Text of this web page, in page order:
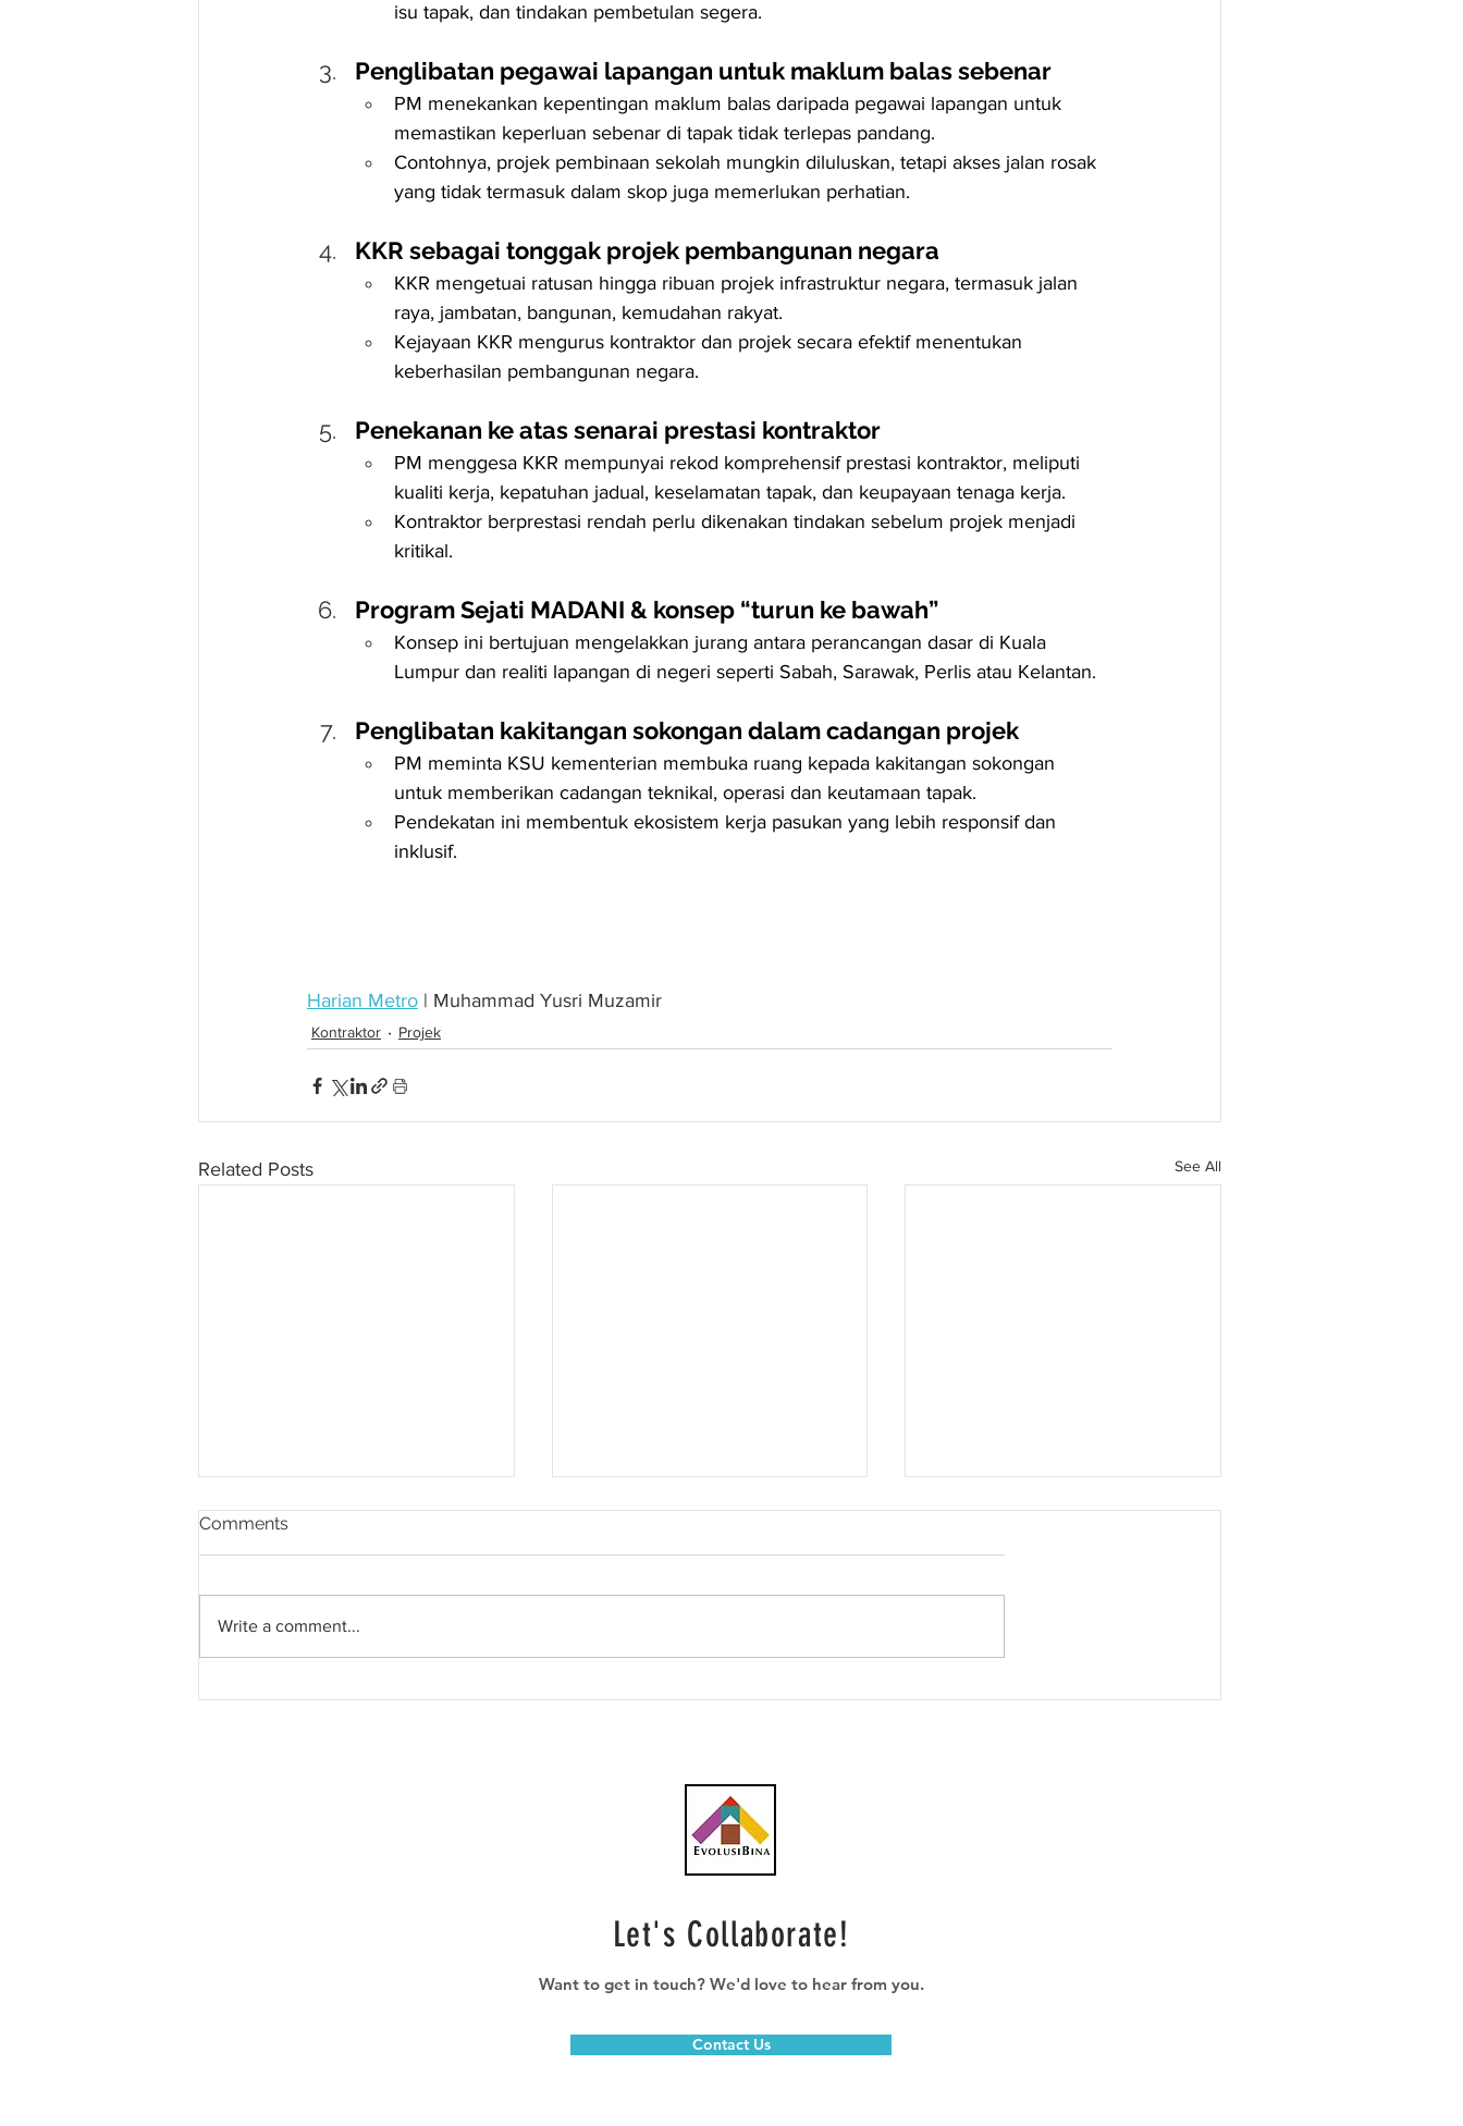
isu tapak, dan tindakan pembetulan segera.
Penglibatan pegawai lapangan untuk maklum balas sebenar
PM menekankan kepentingan maklum balas daripada pegawai lapangan untuk
memastikan keperluan sebenar di tapak tidak terlepas pandang.
Contohnya, projek pembinaan sekolah mungkin diluluskan, tetapi akses jalan rosak
yang tidak termasuk dalam skop juga memerlukan perhatian.
KKR sebagai tonggak projek pembangunan negara
KKR mengetuai ratusan hingga ribuan projek infrastruktur negara, termasuk jalan
raya, jambatan, bangunan, kemudahan rakyat.
Kejayaan KKR mengurus kontraktor dan projek secara efektif menentukan
keberhasilan pembangunan negara.
Penekanan ke atas senarai prestasi kontraktor
PM menggesa KKR mempunyai rekod komprehensif prestasi kontraktor, meliputi
kualiti kerja, kepatuhan jadual, keselamatan tapak, dan keupayaan tenaga kerja.
Kontraktor berprestasi rendah perlu dikenakan tindakan sebelum projek menjadi
kritikal.
Program Sejati MADANI & konsep “turun ke bawah”
Konsep ini bertujuan mengelakkan jurang antara perancangan dasar di Kuala
Lumpur dan realiti lapangan di negeri seperti Sabah, Sarawak, Perlis atau Kelantan.
Penglibatan kakitangan sokongan dalam cadangan projek
PM meminta KSU kementerian membuka ruang kepada kakitangan sokongan
untuk memberikan cadangan teknikal, operasi dan keutamaan tapak.
Pendekatan ini membentuk ekosistem kerja pasukan yang lebih responsif dan
inklusif.
Harian Metro | Muhammad Yusri Muzamir
Kontraktor Projek
Related Posts See All
Comments
Write a comment...
Let's Collaborate!
Want to get in touch? We'd love to hear from you.
Contact Us